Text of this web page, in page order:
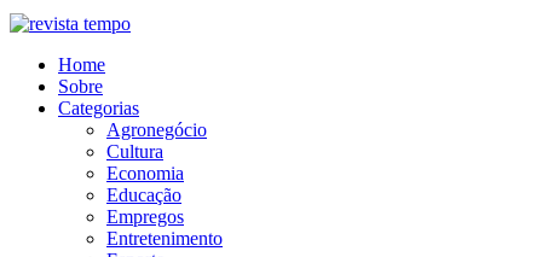
Home
Sobre
Categorias
Agronegócio
Cultura
Economia
Educação
Empregos
Entretenimento